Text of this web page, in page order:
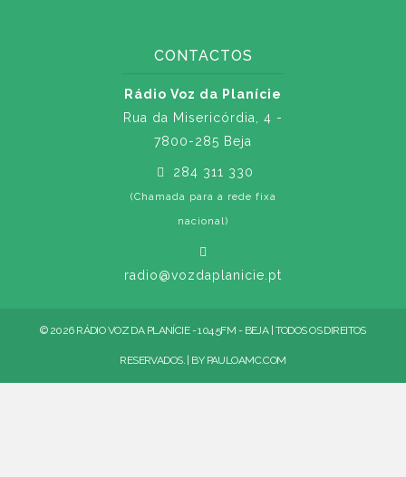
CONTACTOS
Rádio Voz da Planície
Rua da Misericórdia, 4 -
7800-285 Beja
284 311 330
(Chamada para a rede fixa
nacional)
radio@vozdaplanicie.pt
© 2026 RÁDIO VOZ DA PLANÍCIE - 104.5FM - BEJA | TODOS OS DIREITOS
RESERVADOS. | BY PAULOAMC.COM